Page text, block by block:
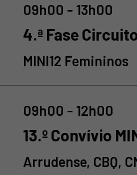
09h00 - 13h00
4.ª Fase
MINI12 Femininos
09h00 - 12h00
13.º Convívio
Arrudense, CBQ,